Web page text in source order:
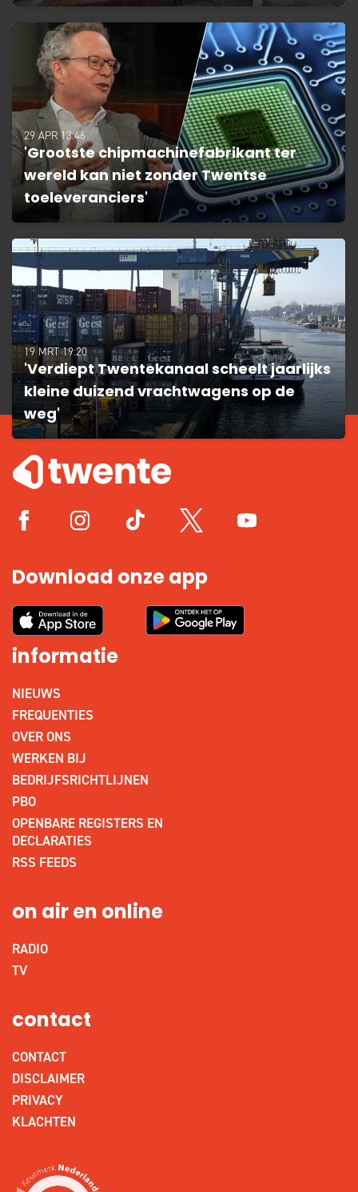
29 APR 13:46
'Grootste chipmachinefabrikant ter
wereld kan niet zonder Twentse
toeleveranciers'
19 MRT 19:20
'Verdiept Twentekanaal scheelt jaarlijks
kleine duizend vrachtwagens op de
weg'
Download onze app
informatie
NIEUWS
FREQUENTIES
OVER ONS
WERKEN BIJ
BEDRIJFSRICHTLIJNEN
PBO
OPENBARE REGISTERS EN
DECLARATIES
RSS FEEDS
on air en online
RADIO
TV
contact
CONTACT
DISCLAIMER
PRIVACY
KLACHTEN